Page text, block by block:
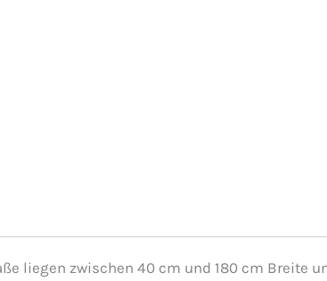
liegen zwischen 40 cm und 180 cm Breite